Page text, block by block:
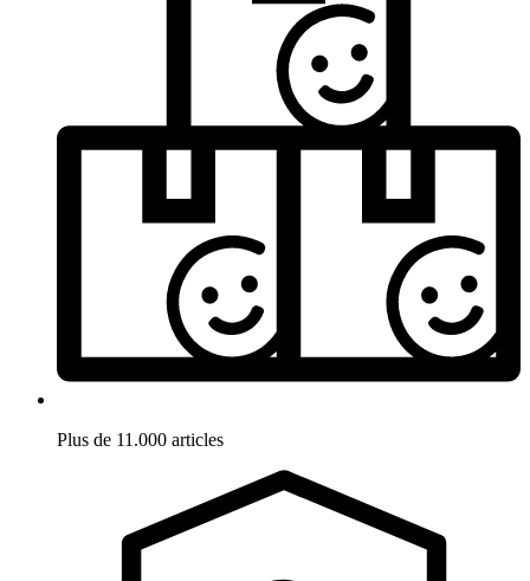
Plus de 11.000 articles